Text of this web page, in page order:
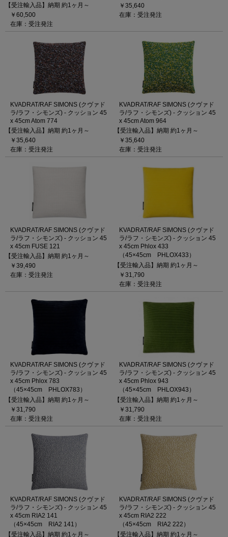
【受注輸入品】納期 約1ヶ月～
￥60,500
在庫：受注発注
￥35,640
在庫：受注発注
KVADRAT/RAF SIMONS (クヴァド
ラ/ラフ・シモンズ) - クッション 45
x 45cm Atom 774
【受注輸入品】納期 約1ヶ月～
￥35,640
在庫：受注発注
KVADRAT/RAF SIMONS (クヴァド
ラ/ラフ・シモンズ) - クッション 45
x 45cm Atom 964
【受注輸入品】納期 約1ヶ月～
￥35,640
在庫：受注発注
KVADRAT/RAF SIMONS (クヴァド
ラ/ラフ・シモンズ) - クッション 45
x 45cm FUSE 121
【受注輸入品】納期 約1ヶ月～
￥39,490
在庫：受注発注
KVADRAT/RAF SIMONS (クヴァド
ラ/ラフ・シモンズ) - クッション 45
x 45cm Phlox 433
（45×45cm PHLOX433）
【受注輸入品】納期 約1ヶ月～
￥31,790
在庫：受注発注
KVADRAT/RAF SIMONS (クヴァド
ラ/ラフ・シモンズ) - クッション 45
x 45cm Phlox 783
（45×45cm PHLOX783）
【受注輸入品】納期 約1ヶ月～
￥31,790
在庫：受注発注
KVADRAT/RAF SIMONS (クヴァド
ラ/ラフ・シモンズ) - クッション 45
x 45cm Phlox 943
（45×45cm PHLOX943）
【受注輸入品】納期 約1ヶ月～
￥31,790
在庫：受注発注
KVADRAT/RAF SIMONS (クヴァド
ラ/ラフ・シモンズ) - クッション 45
x 45cm RIA2 141
（45×45cm RIA2 141）
【受注輸入品】納期 約1ヶ月～
KVADRAT/RAF SIMONS (クヴァド
ラ/ラフ・シモンズ) - クッション 45
x 45cm RIA2 222
（45×45cm RIA2 222）
【受注輸入品】納期 約1ヶ月～